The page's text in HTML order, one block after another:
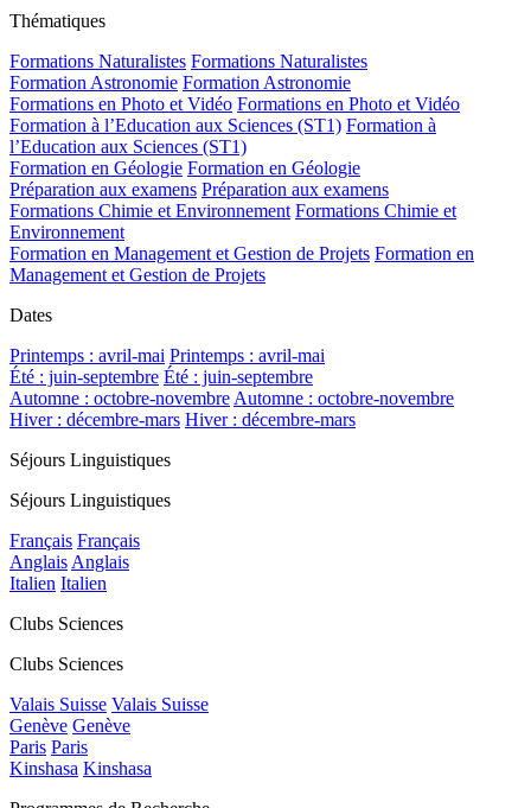
Thématiques
Formations Naturalistes Formations Naturalistes
Formation Astronomie Formation Astronomie
Formations en Photo et Vidéo Formations en Photo et Vidéo
Formation à l’Education aux Sciences (ST1) Formation à
l’Education aux Sciences (ST1)
Formation en Géologie Formation en Géologie
Préparation aux examens Préparation aux examens
Formations Chimie et Environnement Formations Chimie et
Environnement
Formation en Management et Gestion de Projets Formation en
Management et Gestion de Projets
Dates
Printemps : avril-mai Printemps : avril-mai
Été : juin-septembre Été : juin-septembre
Automne : octobre-novembre Automne : octobre-novembre
Hiver : décembre-mars Hiver : décembre-mars
Séjours Linguistiques
Séjours Linguistiques
Français Français
Anglais Anglais
Italien Italien
Clubs Sciences
Clubs Sciences
Valais Suisse Valais Suisse
Genève Genève
Paris Paris
Kinshasa Kinshasa